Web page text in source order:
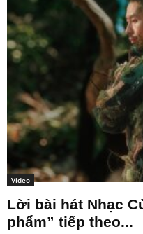
Video
Lời bài hát Nhạc
phẩm” tiếp theo...